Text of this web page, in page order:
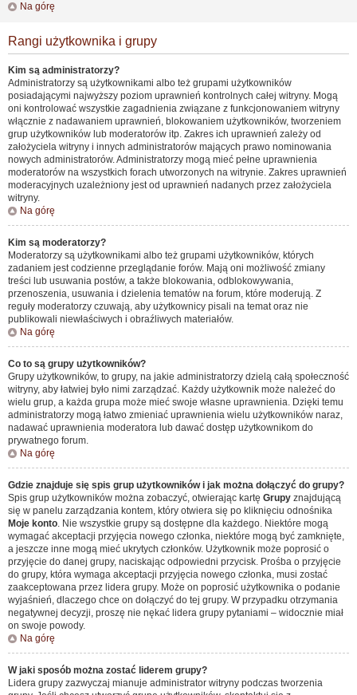
Na górę
Rangi użytkownika i grupy
Kim są administratorzy?
Administratorzy są użytkownikami albo też grupami użytkowników
posiadającymi najwyższy poziom uprawnień kontrolnych całej witryny. Mogą
oni kontrolować wszystkie zagadnienia związane z funkcjonowaniem witryny
włącznie z nadawaniem uprawnień, blokowaniem użytkowników, tworzeniem
grup użytkowników lub moderatorów itp. Zakres ich uprawnień zależy od
założyciela witryny i innych administratorów mających prawo nominowania
nowych administratorów. Administratorzy mogą mieć pełne uprawnienia
moderatorów na wszystkich forach utworzonych na witrynie. Zakres uprawnień
moderacyjnych uzależniony jest od uprawnień nadanych przez założyciela
witryny.
Na górę
Kim są moderatorzy?
Moderatorzy są użytkownikami albo też grupami użytkowników, których
zadaniem jest codzienne przeglądanie forów. Mają oni możliwość zmiany
treści lub usuwania postów, a także blokowania, odblokowywania,
przenoszenia, usuwania i dzielenia tematów na forum, które moderują. Z
reguły moderatorzy czuwają, aby użytkownicy pisali na temat oraz nie
publikowali niewłaściwych i obraźliwych materiałów.
Na górę
Co to są grupy użytkowników?
Grupy użytkowników, to grupy, na jakie administratorzy dzielą całą społeczność
witryny, aby łatwiej było nimi zarządzać. Każdy użytkownik może należeć do
wielu grup, a każda grupa może mieć swoje własne uprawnienia. Dzięki temu
administratorzy mogą łatwo zmieniać uprawnienia wielu użytkowników naraz,
nadawać uprawnienia moderatora lub dawać dostęp użytkownikom do
prywatnego forum.
Na górę
Gdzie znajduje się spis grup użytkowników i jak można dołączyć do grupy?
Spis grup użytkowników można zobaczyć, otwierając kartę Grupy znajdującą
się w panelu zarządzania kontem, który otwiera się po kliknięciu odnośnika
Moje konto. Nie wszystkie grupy są dostępne dla każdego. Niektóre mogą
wymagać akceptacji przyjęcia nowego członka, niektóre mogą być zamknięte,
a jeszcze inne mogą mieć ukrytych członków. Użytkownik może poprosić o
przyjęcie do danej grupy, naciskając odpowiedni przycisk. Prośba o przyjęcie
do grupy, która wymaga akceptacji przyjęcia nowego członka, musi zostać
zaakceptowana przez lidera grupy. Może on poprosić użytkownika o podanie
wyjaśnień, dlaczego chce on dołączyć do tej grupy. W przypadku otrzymania
negatywnej decyzji, proszę nie nękać lidera grupy pytaniami – widocznie miał
on swoje powody.
Na górę
W jaki sposób można zostać liderem grupy?
Lidera grupy zazwyczaj mianuje administrator witryny podczas tworzenia